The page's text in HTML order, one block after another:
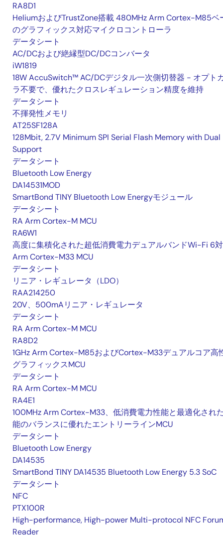
RA8D1
HeliumおよびTrustZone搭載 480MHz Arm Cortex-M85ベ
のグラフィックス対応マイクロコントローラ
データシート
AC/DCおよび絶縁型DC/DCコンバータ
iW1819
18W AccuSwitch™ AC/DCデジタル一次側切替器 - オプト
ラ不要で、優れたクロスレギュレーション精度を維持
データシート
不揮発性メモリ
AT25SF128A
128Mbit, 2.7V Minimum SPI Serial Flash Memory with Dual
Support
データシート
Bluetooth Low Energy
DA14531MOD
SmartBond TINY Bluetooth Low Energyモジュール
データシート
RA Arm Cortex-M MCU
RA6W1
高度に集積化された超低消費電力デュアルバンドWi-Fi 6
Arm Cortex-M33 MCU
データシート
リニア・レギュレータ（LDO）
RAA214250
20V、500mAリニア・レギュレータ
データシート
RA Arm Cortex-M MCU
RA8D2
1GHz Arm Cortex-M85およびCortex-M33デュアルコア高
グラフィックスMCU
データシート
RA Arm Cortex-M MCU
RA4E1
100MHz Arm Cortex-M33、低消費電力性能と最適化され
能のバランスに優れたエントリーラインMCU
データシート
Bluetooth Low Energy
DA14535
SmartBond TINY DA14535 Bluetooth Low Energy 5.3 SoC
データシート
NFC
PTX100R
High-performance, High-power Multi-protocol NFC
Reader